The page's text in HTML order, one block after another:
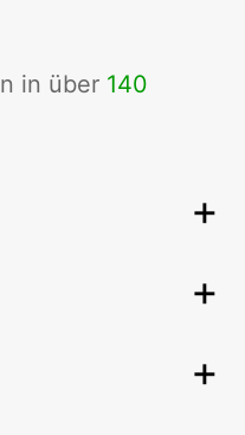
in über 140